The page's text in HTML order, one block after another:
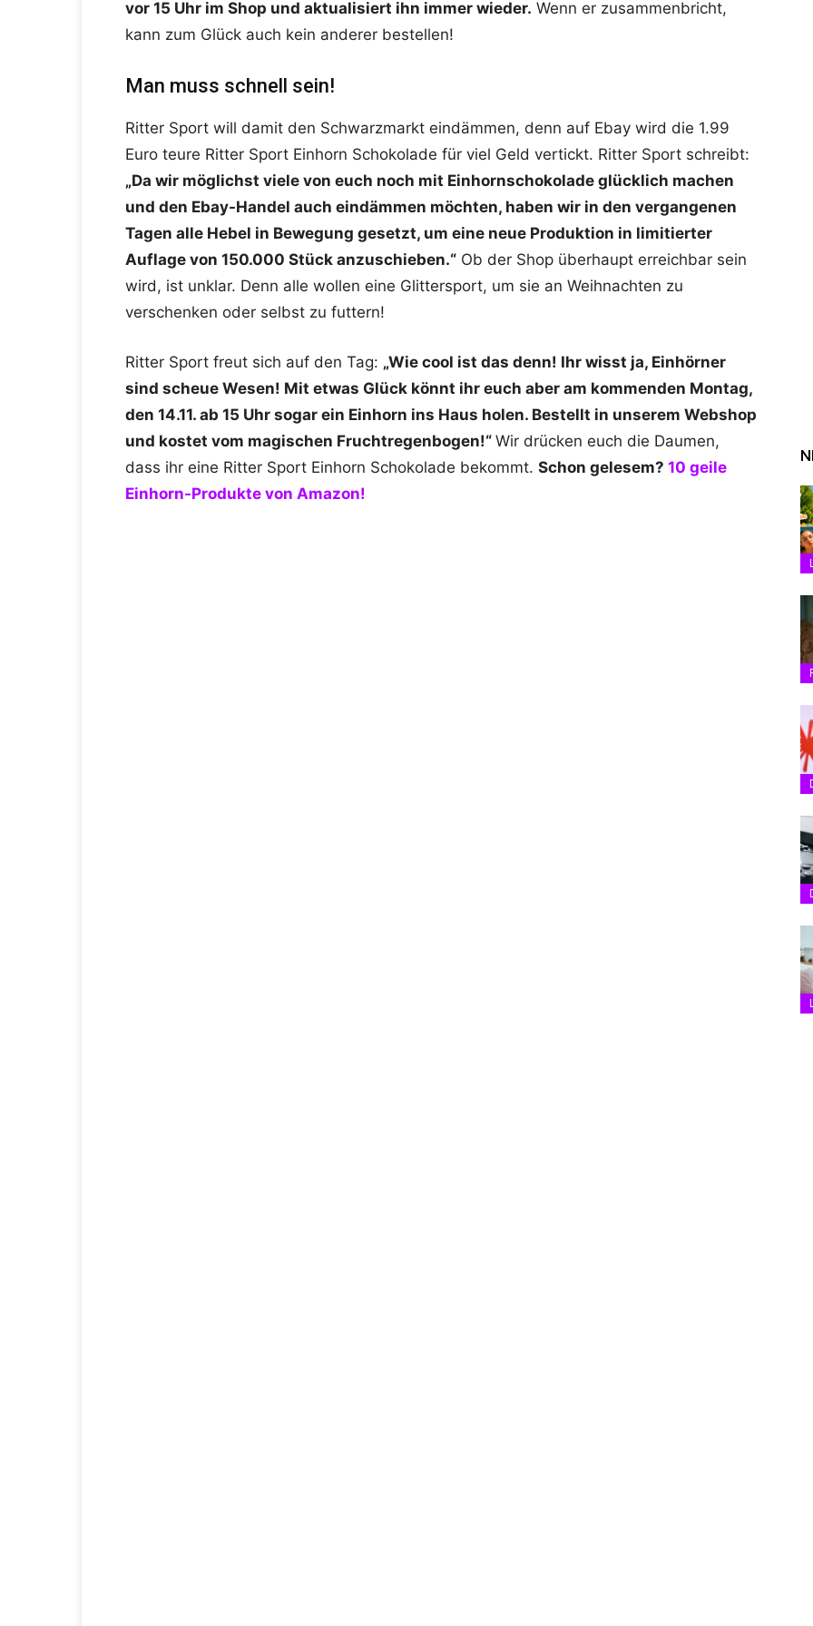
vor 15 Uhr im Shop und aktualisiert ihn immer wieder. Wenn er zusammenbricht,
kann zum Glück auch kein anderer bestellen!
Man muss schnell sein!
Ritter Sport will damit den Schwarzmarkt eindämmen, denn auf Ebay wird die 1.99
Euro teure Ritter Sport Einhorn Schokolade für viel Geld vertickt. Ritter Sport schreibt:
„Da wir möglichst viele von euch noch mit Einhornschokolade glücklich machen
und den Ebay-Handel auch eindämmen möchten, haben wir in den vergangenen
Tagen alle Hebel in Bewegung gesetzt, um eine neue Produktion in limitierter
Auflage von 150.000 Stück anzuschieben.“ Ob der Shop überhaupt erreichbar sein
wird, ist unklar. Denn alle wollen eine Glittersport, um sie an Weihnachten zu
verschenken oder selbst zu futtern!
Ritter Sport freut sich auf den Tag: „Wie cool ist das denn! Ihr wisst ja, Einhörner
sind scheue Wesen! Mit etwas Glück könnt ihr euch aber am kommenden Montag,
den 14.11. ab 15 Uhr sogar ein Einhorn ins Haus holen. Bestellt in unserem Webshop
und kostet vom magischen Fruchtregenbogen!“ Wir drücken euch die Daumen,
dass ihr eine Ritter Sport Einhorn Schokolade bekommt. Schon gelesem? 10 geile
Einhorn-Produkte von Amazon!